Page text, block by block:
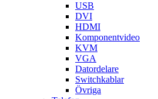
USB
DVI
HDMI
Komponentvideo
KVM
VGA
Datordelare
Switchkablar
Övriga